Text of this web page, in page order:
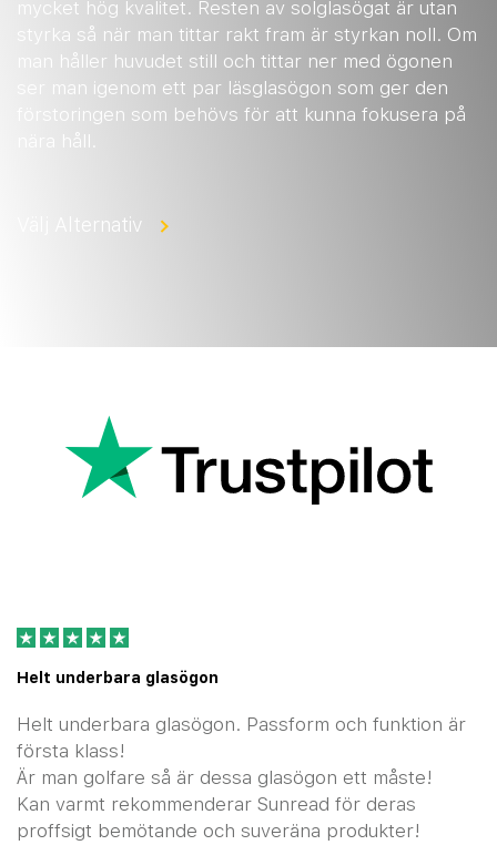
mycket hög kvalitet. Resten av solglasögat är utan
styrka så när man tittar rakt fram är styrkan noll. Om
man håller huvudet still och tittar ner med ögonen
ser man igenom ett par läsglasögon som ger den
förstoringen som behövs för att kunna fokusera på
nära håll.
Välj Alternativ
Helt underbara glasögon
Helt underbara glasögon. Passform och funktion är
första klass!
Är man golfare så är dessa glasögon ett måste!
Kan varmt rekommenderar Sunread för deras
proffsigt bemötande och suveräna produkter!